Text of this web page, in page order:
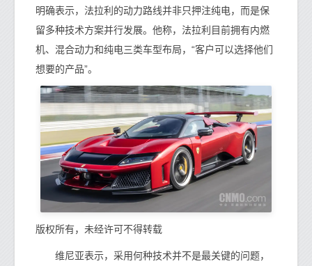
明确表示，法拉利的动力路线并非只押注纯电，而是保
留多种技术方案并行发展。他称，法拉利目前拥有内燃
机、混合动力和纯电三类车型布局，“客户可以选择他们
想要的产品”。
版权所有，未经许可不得转载
维尼亚表示，采用何种技术并不是最关键的问题，